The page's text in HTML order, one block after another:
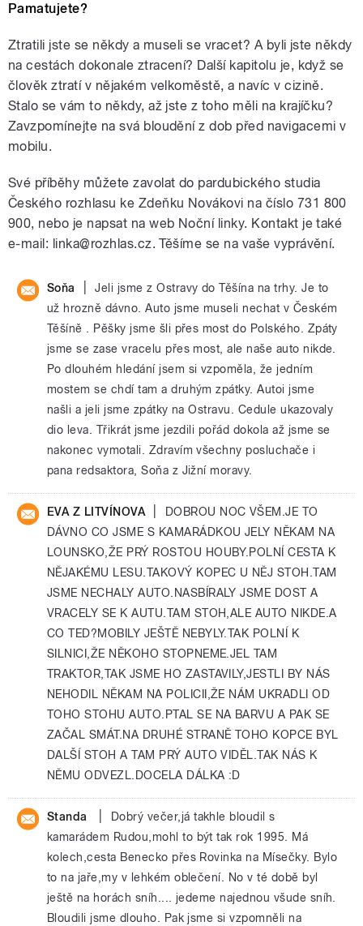
Pamatujete?
Ztratili jste se někdy a museli se vracet? A byli jste někdy
na cestách dokonale ztracení? Další kapitolu je, když se
člověk ztratí v nějakém velkoměstě, a navíc v cizině.
Stalo se vám to někdy, až jste z toho měli na krajíčku?
Zavzpomínejte na svá bloudění z dob před navigacemi v
mobilu.
Své příběhy můžete zavolat do pardubického studia
Českého rozhlasu ke Zdeňku Novákovi na číslo 731 800
900, nebo je napsat na web Noční linky. Kontakt je také
e-mail: linka@rozhlas.cz. Těšíme se na vaše vyprávění.
Soňa
Jeli jsme z Ostravy do Těšína na trhy. Je to
už hrozně dávno. Auto jsme museli nechat v Českém
Těšíně . Pěšky jsme šli přes most do Polského. Zpáty
jsme se zase vracelu přes most, ale naše auto nikde.
Po dlouhém hledání jsem si vzpoměla, že jedním
mostem se chdí tam a druhým zpátky. Autoi jsme
našli a jeli jsme zpátky na Ostravu. Cedule ukazovaly
dio leva. Třikrát jsme jezdili pořád dokola až jsme se
nakonec vymotali. Zdravím všechny posluchače i
pana redsaktora, Soňa z Jižní moravy.
EVA Z LITVÍNOVA
DOBROU NOC VŠEM.JE TO
DÁVNO CO JSME S KAMARÁDKOU JELY NĚKAM NA
LOUNSKO,ŽE PRÝ ROSTOU HOUBY.POLNÍ CESTA K
NĚJAKÉMU LESU.TAKOVÝ KOPEC U NĚJ STOH.TAM
JSME NECHALY AUTO.NASBÍRALY JSME DOST A
VRACELY SE K AUTU.TAM STOH,ALE AUTO NIKDE.A
CO TED?MOBILY JEŠTĚ NEBYLY.TAK POLNÍ K
SILNICI,ŽE NĚKOHO STOPNEME.JEL TAM
TRAKTOR,TAK JSME HO ZASTAVILY,JESTLI BY NÁS
NEHODIL NĚKAM NA POLICII,ŽE NÁM UKRADLI OD
TOHO STOHU AUTO.PTAL SE NA BARVU A PAK SE
ZAČAL SMÁT.NA DRUHÉ STRANĚ TOHO KOPCE BYL
DALŠÍ STOH A TAM PRÝ AUTO VIDĚL.TAK NÁS K
NĚMU ODVEZL.DOCELA DÁLKA :D
Standa
Dobrý večer,já takhle bloudil s
kamarádem Rudou,mohl to být tak rok 1995. Má
kolech,cesta Benecko přes Rovinka na Mísečky. Bylo
to na jaře,my v lehkém oblečení. No v té době byl
ještě na horách sníh.... jedeme najednou všude sníh.
Bloudili jsme dlouho. Pak jsme si vzpomněli na